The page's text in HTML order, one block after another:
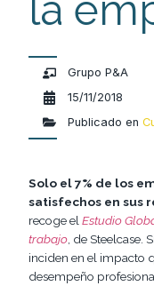
la
Grupo P&A
15/11/2018
Publicado en
Solo el 7% de los
satisfechos en sus
recoge el Estudio
trabajo , de
inciden en el impacto
desempeño